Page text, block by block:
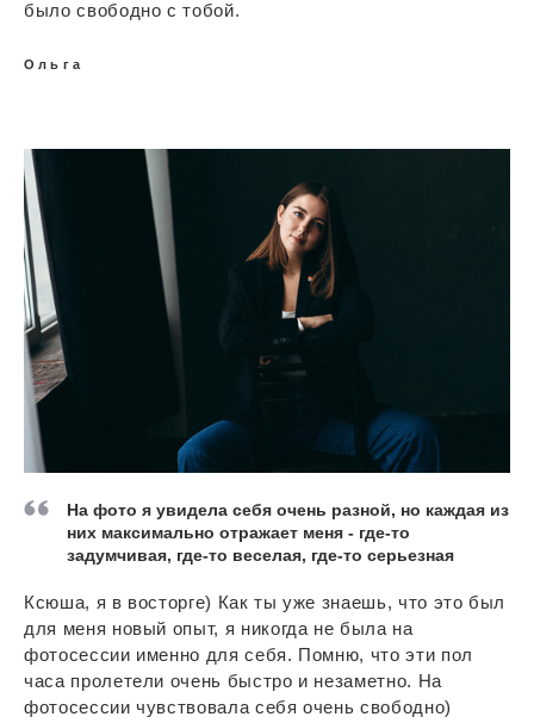
было свободно с тобой.
Ольга
На фото я увидела себя очень разной, но каждая из
них максимально отражает меня - где-то
задумчивая, где-то веселая, где-то серьезная
Ксюша, я в восторге) Как ты уже знаешь, что это был
для меня новый опыт, я никогда не была на
фотосессии именно для себя. Помню, что эти пол
часа пролетели очень быстро и незаметно. На
фотосессии чувствовала себя очень свободно)